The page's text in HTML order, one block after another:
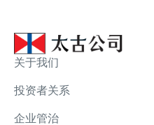
关于我们
投资者关系
企业管治